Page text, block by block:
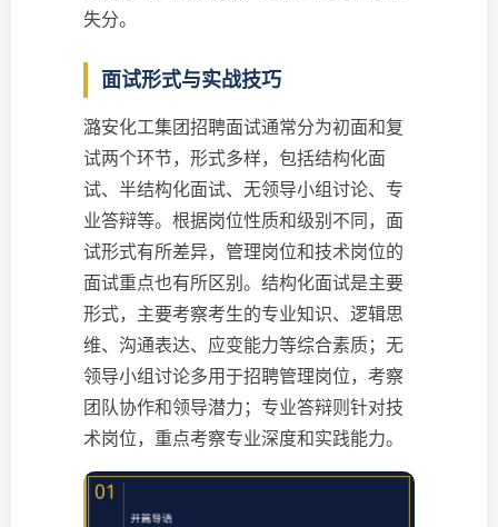
失分。
面试形式与实战技巧
潞安化工集团招聘面试通常分为初面和复
试两个环节，形式多样，包括结构化面
试、半结构化面试、无领导小组讨论、专
业答辩等。根据岗位性质和级别不同，面
试形式有所差异，管理岗位和技术岗位的
面试重点也有所区别。结构化面试是主要
形式，主要考察考生的专业知识、逻辑思
维、沟通表达、应变能力等综合素质；无
领导小组讨论多用于招聘管理岗位，考察
团队协作和领导潜力；专业答辩则针对技
术岗位，重点考察专业深度和实践能力。